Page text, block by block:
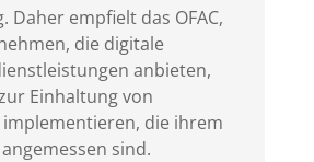
Daher empfielt das OFAC,
die digitale
anbieten,
Einhaltung von
die ihrem
sind.